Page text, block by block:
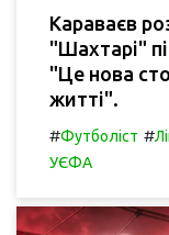
Караваєв
"Шахтарі"
"Це нова
житті".
#Футболіст #
УЄФА